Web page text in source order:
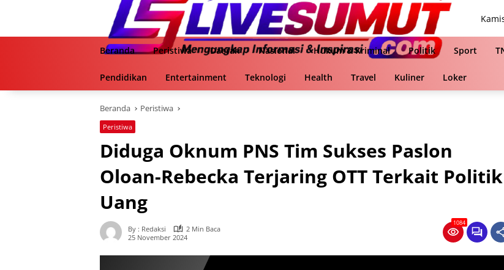
Beranda
Peristiwa Daerah Nasional Hukum & Kriminal Politik Sport
Pendidikan Entertainment Teknologi Health Travel Kuliner Loker
Beranda Peristiwa
Peristiwa
Diduga Oknum PNS Tim Sukses Paslon
Oloan-Rebecka Terjaring OTT Terkait Politik
Uang
By : Redaksi
2 Min Baca
25 November 2024
1084